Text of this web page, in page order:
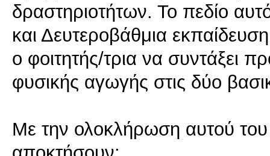
δραστηριοτήτων. Το πεδίο
και Δευτεροβάθμια
ο φοιτητής/τρια να συντάξει
φυσικής αγωγής στις δύο
Με την ολοκλήρωση αυτού του